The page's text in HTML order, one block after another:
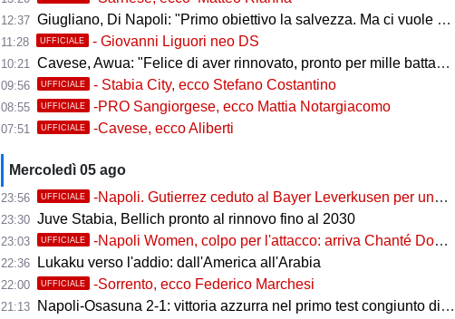
12:37 Giugliano, Di Napoli: "Primo obiettivo la salvezza. Ma ci vuole ambizione"
11:28 UFFICIALE - Giovanni Liguori neo DS
10:21 Cavese, Awua: "Felice di aver rinnovato, pronto per mille battaglie"
09:56 UFFICIALE - Stabia City, ecco Stefano Costantino
08:55 UFFICIALE -PRO Sangiorgese, ecco Mattia Notargiacomo
07:51 UFFICIALE -Cavese, ecco Aliberti
Mercoledì 05 ago
23:56 UFFICIALE -Napoli. Gutierrez ceduto al Bayer Leverkusen per una cifra record
23:30 Juve Stabia, Bellich pronto al rinnovo fino al 2030
23:03 UFFICIALE -Napoli Women, colpo per l'attacco: arriva Chanté Dompig
22:36 Lukaku verso l'addio: dall'America all'Arabia
22:00 UFFICIALE -Sorrento, ecco Federico Marchesi
21:13 Napoli-Osasuna 2-1: vittoria azzurra nel primo test congiunto di Castel di Sangro